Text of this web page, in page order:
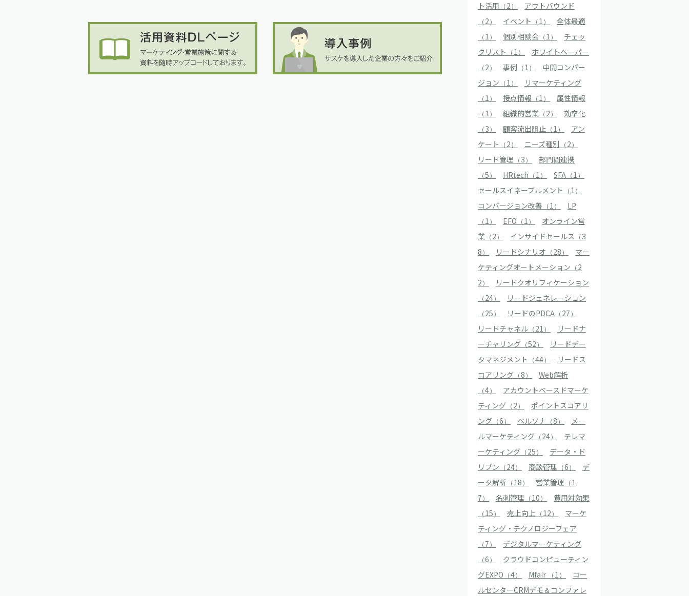
ト活用（2）
アウトバウンド
（2）
イベント（1）
全体最適
（1）
個別相談会（1）
チェッ
クリスト（1）
ホワイトペーパー
（2）
事例（1）
中間コンバー
ジョン（1）
リマーケティング
（1）
接点情報（1）
属性情報
（1）
組織的営業（2）
効率化
（3）
顧客流出阻止（1）
アン
ケート（2）
ニーズ種別（2）
リード管理（3）
部門間連携
（5）
HRtech（1）
SFA（1）
セールスイネーブルメント（1）
コンバージョン改善（1）
LP
（1）
EFO（1）
オンライン営
業（2）
インサイドセールス（3
8）
リードシナリオ（28）
マー
ケティングオートメーション（2
2）
リードクオリフィケーション
（24）
リードジェネレーション
（25）
リードのPDCA（27）
リードチャネル（21）
リードナ
ーチャリング（52）
リードデー
タマネジメント（44）
リードス
コアリング（8）
Web解析
（4）
アカウントベースドマーケ
ティング（2）
ポイントスコアリ
ング（6）
ペルソナ（8）
メー
ルマーケティング（24）
テレマ
ーケティング（25）
データ・ド
リブン（24）
商談管理（6）
デ
ータ解析（18）
営業管理（1
7）
名刺管理（10）
費用対効果
（15）
売上向上（12）
マーケ
ティング・テクノロジーフェア
（7）
デジタルマーケティング
（6）
クラウドコンピューティン
グEXPO（4）
Mfair （1）
コー
ルセンターCRMデモ＆コンファレ